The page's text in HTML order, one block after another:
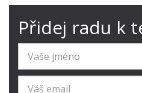
Přidej radu k